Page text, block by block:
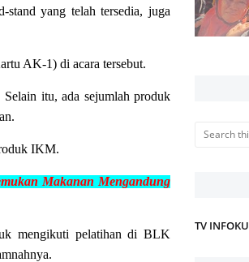
stand yang telah tersedia, juga
AK-1) di acara tersebut.
itu, ada sejumlah produk
IKM.
Makanan Mengandung
mengikuti pelatihan di BLK
TV INFOKU